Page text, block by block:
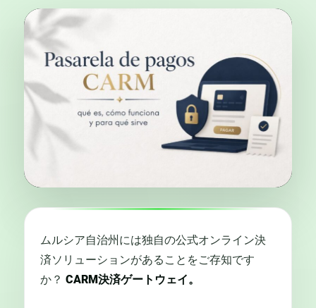
ムルシア自治州には独自の公式オンライン決
済ソリューションがあることをご存知です
か？ CARM決済ゲートウェイ。